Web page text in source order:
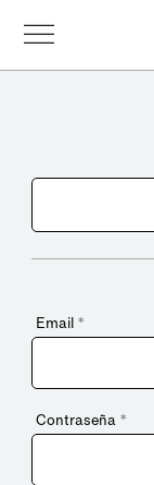
Email *
Contraseña *